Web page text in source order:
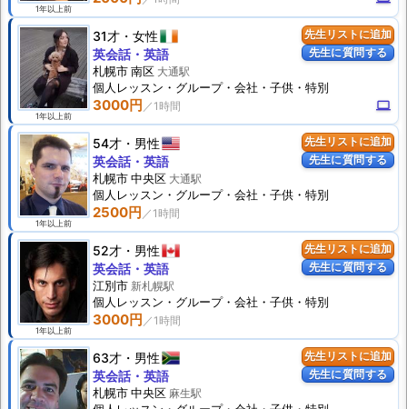
1年以上前
先生リストに追加
先生に質問する
1年以上前
31才 女性
3000円 computer
英会話・英語
札幌市 南区 大通駅
個人 レッスン ・グループ・会社・子供・特別
先生リストに追加
先生に質問する
1年以上前
54才 男性
2500円
英会話・英語
札幌市 中央区 大通駅
個人 レッスン ・グループ・会社・子供・特別
先生リストに追加
先生に質問する
1年以上前
52才 男性
3000円
英会話・英語
江別市 新札幌駅
個人 レッスン ・グループ・会社・子供・特別
先生リストに追加
先生に質問する
63才 男性
英会話・英語
札幌市 中央区 麻生駅